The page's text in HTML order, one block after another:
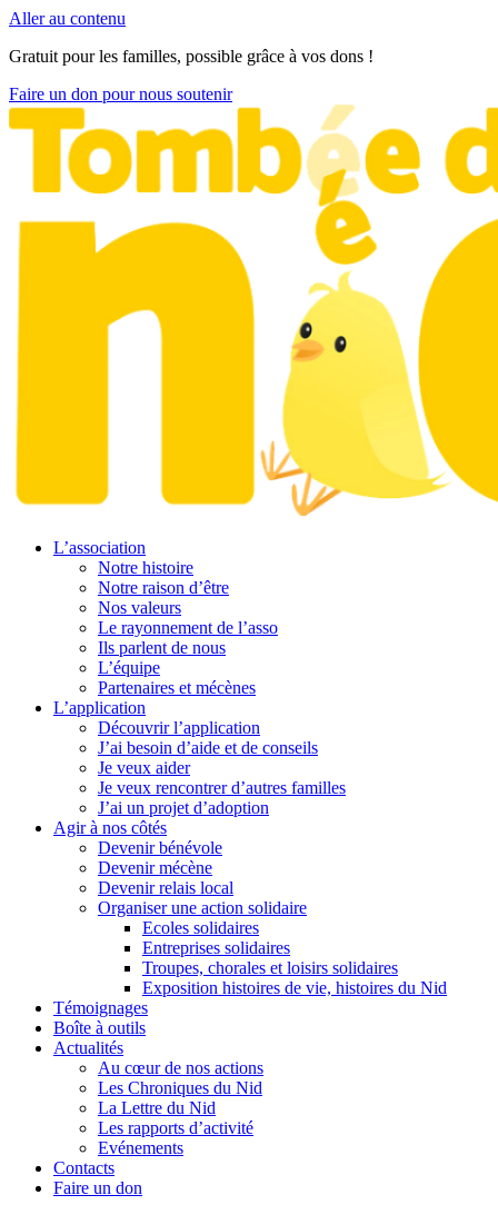
Aller au contenu
Gratuit pour les familles, possible grâce à vos dons !
Faire un don pour nous soutenir
L’association
Notre histoire
Notre raison d’être
Nos valeurs
Le rayonnement de l’asso
Ils parlent de nous
L’équipe
Partenaires et mécènes
L’application
Découvrir l’application
J’ai besoin d’aide et de conseils
Je veux aider
Je veux rencontrer d’autres familles
J’ai un projet d’adoption
Agir à nos côtés
Devenir bénévole
Devenir mécène
Devenir relais local
Organiser une action solidaire
Ecoles solidaires
Entreprises solidaires
Troupes, chorales et loisirs solidaires
Exposition histoires de vie, histoires du Nid
Témoignages
Boîte à outils
Actualités
Au cœur de nos actions
Les Chroniques du Nid
La Lettre du Nid
Les rapports d’activité
Evénements
Contacts
Faire un don